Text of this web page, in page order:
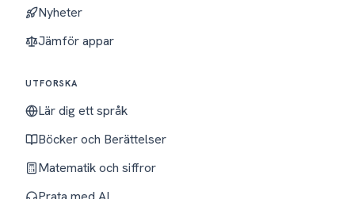
Nyheter
Jämför appar
UTFORSKA
Lär dig ett språk
Böcker och Berättelser
Matematik och siffror